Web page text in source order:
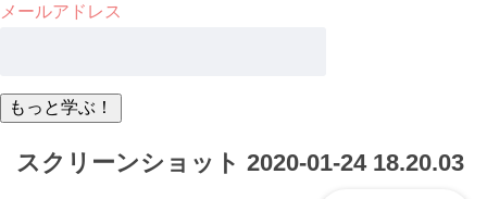
メールアドレス
スクリーンショット 2020-01-24 18.20.03